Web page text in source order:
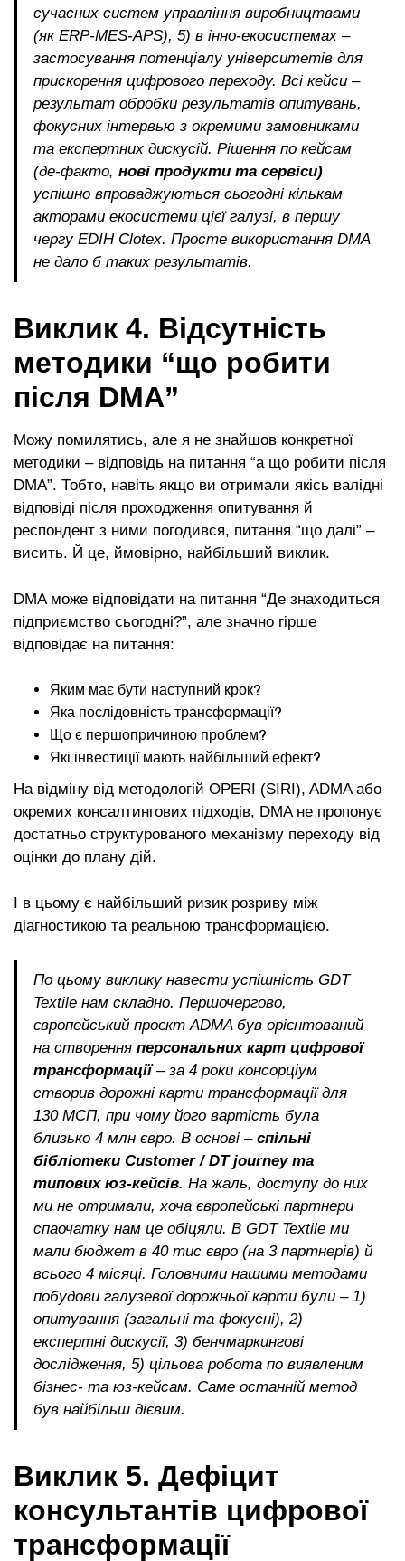
сучасних систем управління виробництвами
(як ERP-MES-APS), 5) в інно-екосистемах –
застосування потенціалу університетів для
прискорення цифрового переходу. Всі кейси –
результат обробки результатів опитувань,
фокусних інтервью з окремими замовниками
та експертних дискусій. Рішення по кейсам
(де-факто, нові продукти та сервіси)
успішно впроваджуються сьогодні кількам
акторами екосистеми цієї галузі, в першу
чергу EDIH Clotex. Просте використання DMA
не дало б таких результатів.
Виклик 4. Відсутність
методики “що робити
після DMA”
Можу помилятись, але я не знайшов конкретної
методики – відповідь на питання “а що робити після
DMA”. Тобто, навіть якщо ви отримали якісь валідні
відповіді після проходження опитування й
респондент з ними погодився, питання “що далі” –
висить. Й це, ймовірно, найбільший виклик.
DMA може відповідати на питання “Де знаходиться
підприємство сьогодні?”, але значно гірше
відповідає на питання:
Яким має бути наступний крок?
Яка послідовність трансформації?
Що є першопричиною проблем?
Які інвестиції мають найбільший ефект?
На відміну від методологій OPERI (SIRI), ADMA або
окремих консалтингових підходів, DMA не пропонує
достатньо структурованого механізму переходу від
оцінки до плану дій.
І в цьому є найбільший ризик розриву між
діагностикою та реальною трансформацією.
По цьому виклику навести успішність GDT
Textile нам складно. Першочергово,
європейський проєкт ADMA був орієнтований
на створення персональних карт цифрової
трансформації– за 4 роки консорціум
створив дорожні карти трансформації для
130 МСП, при чому його вартість була
близько 4 млн євро. В основі – спільні
бібліотеки Customer / DT journey та
типових юз-кейсів. На жаль, доступу до них
ми не отримали, хоча європейські партнери
спаочатку нам це обіцяли. В GDT Textile ми
мали бюджет в 40 тис євро (на 3 партнерів) й
всього 4 місяці. Головними нашими методами
побудови галузевої дорожньої карти були – 1)
опитування (загальні та фокусні), 2)
експертні дискусії, 3) бенчмаркингові
дослідження, 5) цільова робота по виявленим
бізнес- та юз-кейсам. Саме останній метод
був найбільш дієвим.
Виклик 5. Дефіцит
консультантів цифрової
трансформації